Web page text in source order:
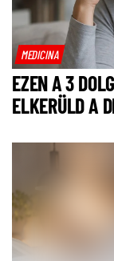
MEDICINA
EZEN A 3
ELKERÜLD A